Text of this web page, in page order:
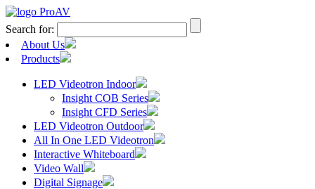
Search for:
About Us
Products
LED Videotron Indoor
Insight COB Series
Insight CFD Series
LED Videotron Outdoor
All In One LED Videotron
Interactive Whiteboard
Video Wall
Digital Signage